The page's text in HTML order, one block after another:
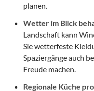
planen.
Wetter im Blick
Landschaft kann
Sie wetterfeste
Spaziergänge auch
Freude machen.
Regionale Küche